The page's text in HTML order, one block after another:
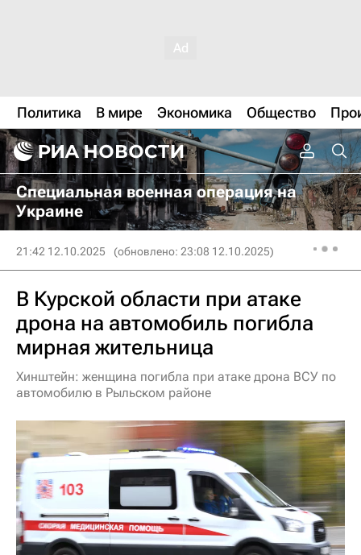
Политика В мире Экономика Общество
Специальная военная операция на
Украине
21:42 12.10.2025 (обновлено: 23:08 12.10.2025)
В Курской области при атаке
дрона на автомобиль погибла
мирная жительница
Хинштейн: женщина погибла при атаке дрона ВСУ по
автомобилю в Рыльском районе